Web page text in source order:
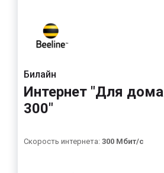
Билайн
Интернет "Для дома
300"
Скорость интернета: 300 Мбит/с